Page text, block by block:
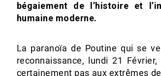
bégaiement de l’histoire et
humaine moderne.
La paranoïa de Poutine qui se
reconnaissance, lundi 21
certainement pas aux extrêmes